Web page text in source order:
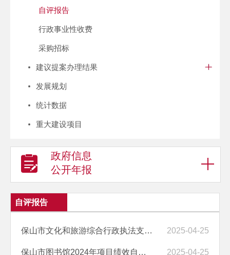
自评报告
行政事业性收费
采购招标
建议提案办理结果
发展规划
统计数据
重大建设项目
政府信息
公开年报
自评报告
保山市文化和旅游综合行政执法支队2024年项目绩效自评表 2025-04-25
保山市图书馆2024年项目绩效自评表 2025-04-25